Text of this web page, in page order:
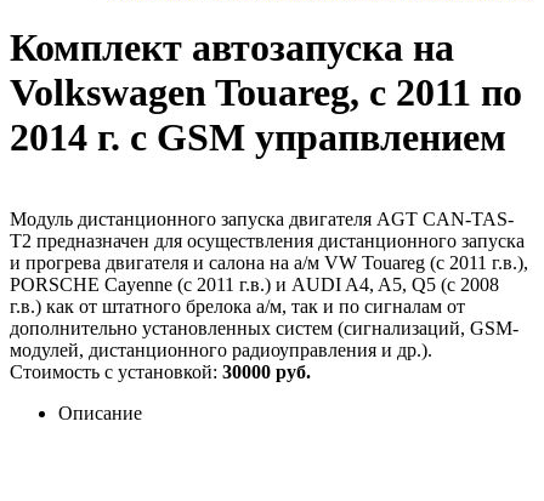
Комплект автозапуска на
Volkswagen Touareg, с 2011 по
2014 г. с GSM упрапвлением
Модуль дистанционного запуска двигателя AGT CAN-TAS-
T2 предназначен для осуществления дистанционного запуска
и прогрева двигателя и салона на а/м VW Touareg (с 2011 г.в.),
PORSCHE Cayenne (с 2011 г.в.) и AUDI A4, A5, Q5 (с 2008
г.в.) как от штатного брелока а/м, так и по сигналам от
дополнительно установленных систем (сигнализаций, GSM-
модулей, дистанционного радиоуправления и др.).
Стоимость с установкой: 30000 руб.
Описание